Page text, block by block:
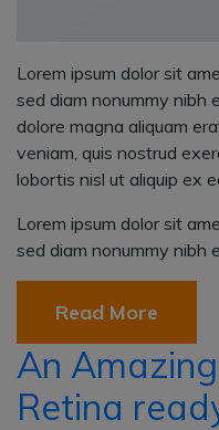
Lorem ipsum dolor sit
sed diam nonummy nibh
dolore magna aliquam
veniam, quis nostrud
lobortis nisl ut aliquip ex
Lorem ipsum dolor sit
sed diam nonummy nibh
Read More
An
Retina